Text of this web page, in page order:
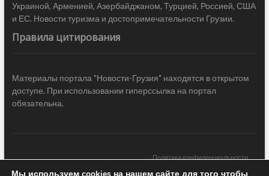
Украиной, Арменией, Азербайджаном, Турцией, Россией, США
и ЕС. Новости туризма и достопримечательности Грузии.
Правила цитирования
Материалы портала "Новости-Грузия" находятся в открытом
доступе. При использовании гиперссылка на портал
обязательна.
Политика конфиденциальности